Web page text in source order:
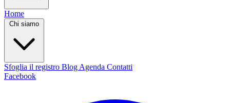
Home
Chi siamo
Sfoglia il registro Blog Agenda Contatti
Facebook